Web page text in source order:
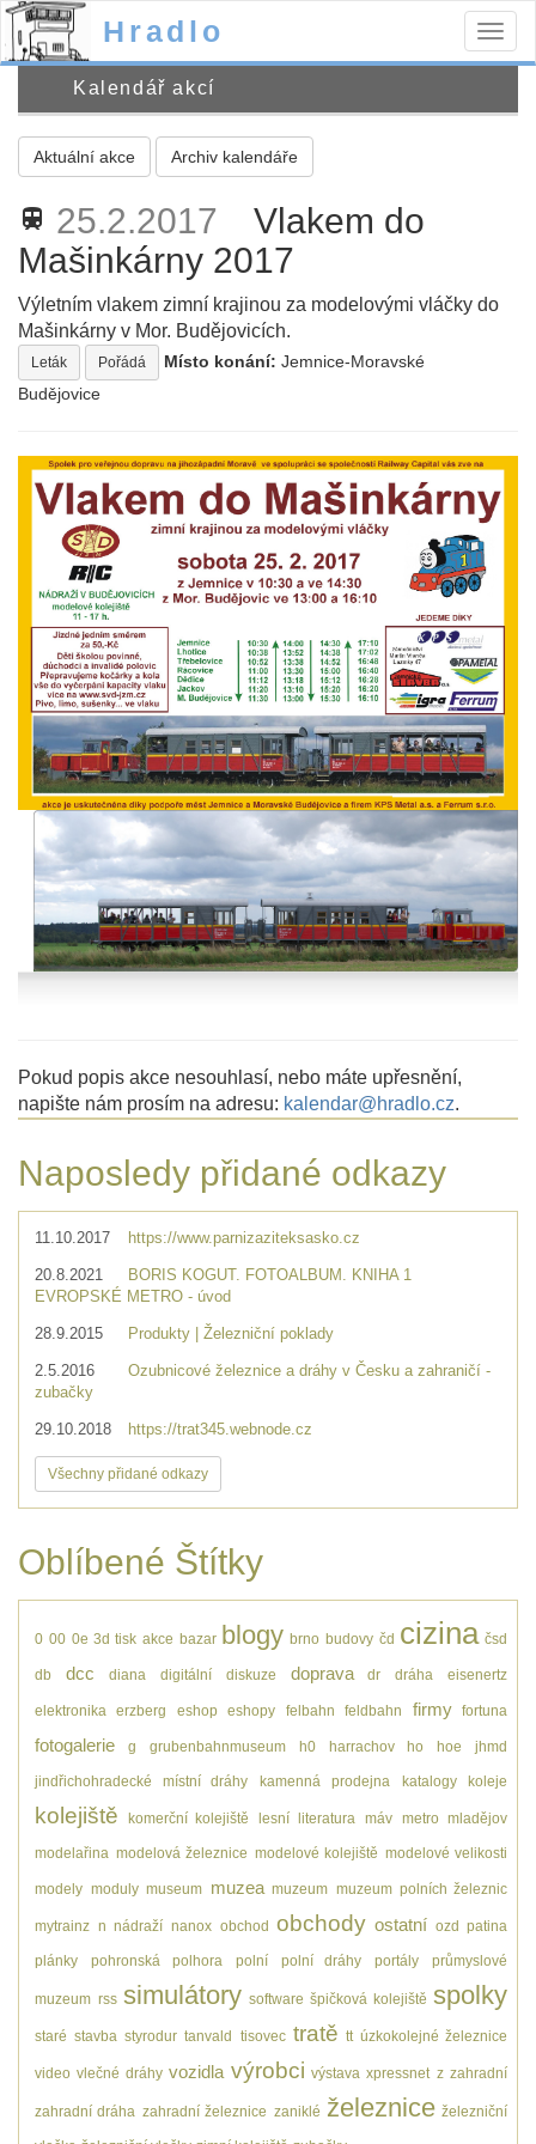
Hradlo
Kalendář akcí
Aktuální akce Archiv kalendáře
train 25.2.2017
Vlakem do
Mašinkárny 2017
Výletním vlakem zimní krajinou za modelovými vláčky do
Mašinkárny v Mor. Budějovicích.
Leták Pořádá Místo konání: Jemnice-Moravské
Budějovice
Pokud popis akce nesouhlasí, nebo máte upřesnění,
napište nám prosím na adresu: kalendar@hradlo.cz.
Naposledy přidané odkazy
11.10.2017 https://www.parnizaziteksasko.cz
20.8.2021
BORIS KOGUT. FOTOALBUM. KNIHA 1
EVROPSKÉ METRO - úvod
28.9.2015 Produkty | Železniční poklady
2.5.2016
Ozubnicové železnice a dráhy v Česku a zahraničí -
zubačky
29.10.2018 https://trat345.webnode.cz
Všechny přidané odkazy
Oblíbené Štítky
0 00 0e 3d tisk akce bazar blogy brno budovy čd cizina čsd
db dcc diana digitální diskuze doprava dr dráha eisenertz
elektronika erzberg eshop eshopy felbahn feldbahn firmy fortuna
fotogalerie g grubenbahnmuseum h0 harrachov ho hoe jhmd
jindřichohradecké místní dráhy kamenná prodejna katalogy koleje
kolejiště komerční kolejiště lesní literatura máv metro mladějov
modelařina modelová železnice modelové kolejiště modelové velikosti
modely moduly museum muzea muzeum muzeum polních železnic
mytrainz n nádraží nanox obchod obchody ostatní ozd patina
plánky pohronská polhora polní polní dráhy portály průmyslové
muzeum rss simulátory software špičková kolejiště spolky
staré stavba styrodur tanvald tisovec tratě tt úzkokolejné železnice
video vlečné dráhy vozidla výrobci výstava xpressnet z zahradní
zahradní dráha zahradní železnice zaniklé železnice železniční